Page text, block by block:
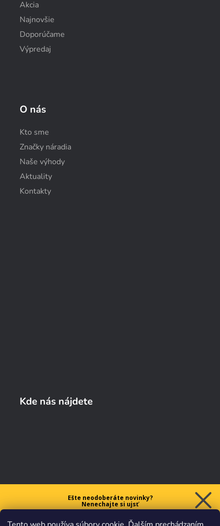
Akcia
Najnovšie
Doporúčame
Výpredaj
O nás
Kto sme
Značky náradia
Naše výhody
Aktuality
Kontakty
Kde nás nájdete
Ešte neodoberáte novinky?
Nenechajte si ujsť